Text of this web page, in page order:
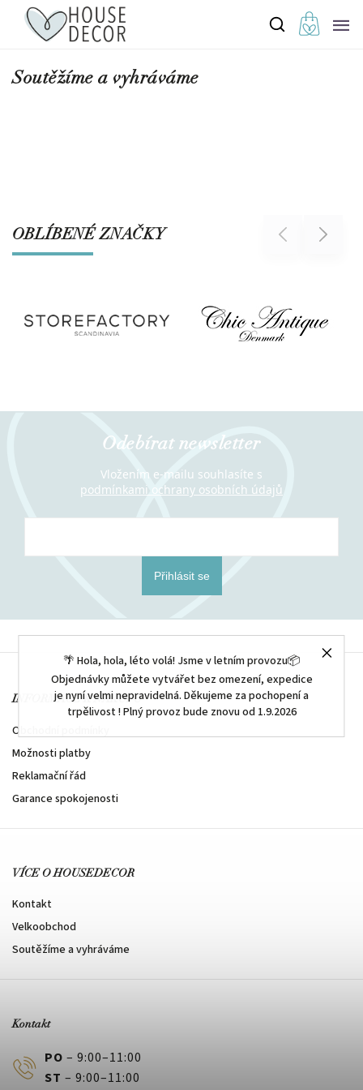
🌴 Hola, hola, léto volá! Jsme v letním provozu📦
Objednávky můžete vytvářet bez omezení, expedice
je nyní velmi nepravidelná. Děkujeme za pochopení a
trpělivost ! Plný provoz bude znovu od 1.9.2026
Soutěžíme a vyhráváme
OBLÍBENÉ ZNAČKY Previous Next
Odebírat newsletter
Vložením e-mailu souhlasíte s
podmínkami ochrany osobních údajů
Přihlásit se
INFORMACE K NÁKUPU
Obchodní podmínky
Možnosti platby
Reklamační řád
Garance spokojenosti
VÍCE O HOUSEDECOR
Kontakt
Velkoobchod
Soutěžíme a vyhráváme
Kontakt
PO – 9:00–11:00
ST – 9:00–11:00